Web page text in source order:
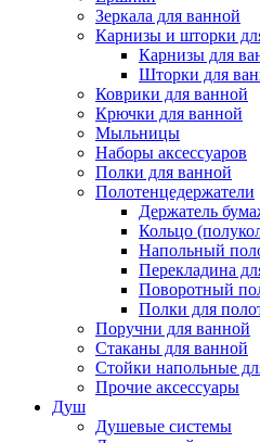
Зеркала для ванной
Карнизы и шторки
Карнизы для
Шторки для
Коврики для ванной
Крючки для ванной
Мыльницы
Наборы аксессуаров
Полки для ванной
Полотенцедержатели
Держатель
Кольцо
Напольный
Перекладина
Поворотный
Полки для
Поручни для ванной
Стаканы для ванной
Стойки напольные
Прочие аксессуары
Душ
Душевые системы